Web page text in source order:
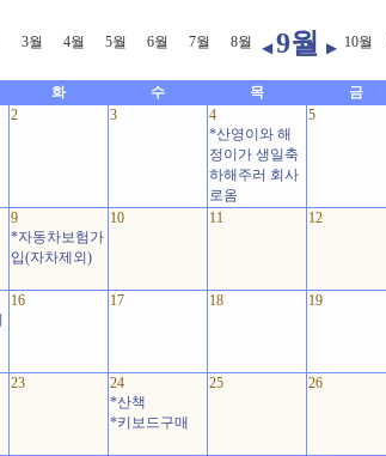
3월 4월 5월 6월 7월 8월 ◀9월 ▶ 10월
화 수 목 금
2 3
4
*산영이와 해
정이가 생일축
하해주러 회사
로옴
5
9
*자동차보험가
입(자차제외)
10 11 12
16 17 18 19
23
24
*산책
*키보드구매
25 26